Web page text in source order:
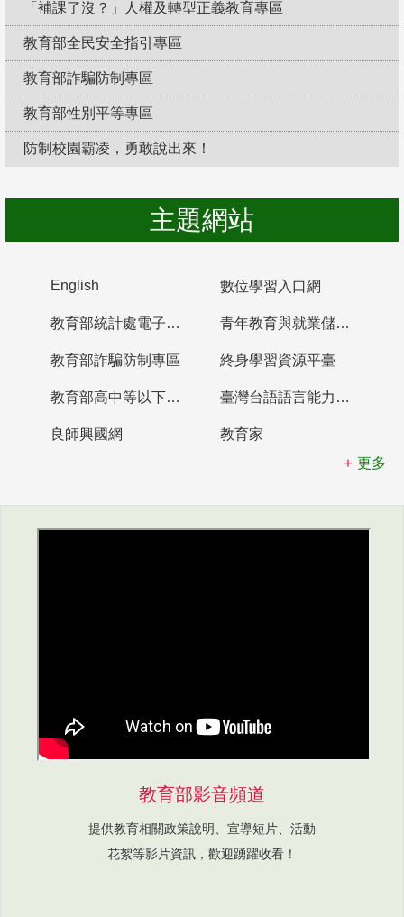
「補課了沒？」人權及轉型正義教育專區
教育部全民安全指引專區
教育部詐騙防制專區
教育部性別平等專區
防制校園霸凌，勇敢說出來！
主題網站
English 數位學習入口網
教育部統計處電子書櫃 青年教育與就業儲蓄帳戶
教育部詐騙防制專區 終身學習資源平臺
教育部高中等以下學校及幼兒園教師資格檢定考試 臺灣台語語言能力認證網站
良師興國網
教育家
更多
教育部影音頻道
提供教育相關政策說明、宣導短片、活動
花絮等影片資訊，歡迎踴躍收看！